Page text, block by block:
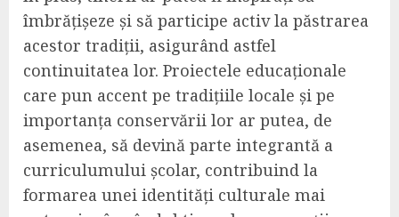
îmbrățișeze și să participe activ la păstrarea
acestor tradiții, asigurând astfel
continuitatea lor. Proiectele educaționale
care pun accent pe tradițiile locale și pe
importanța conservării lor ar putea, de
asemenea, să devină parte integrantă a
curriculumului școlar, contribuind la
formarea unei identități culturale mai